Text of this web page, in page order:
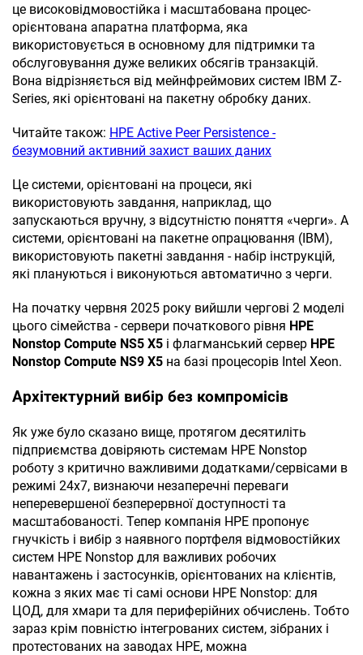
це високовідмовостійка і масштабована процес-
орієнтована апаратна платформа, яка
використовується в основному для підтримки та
обслуговування дуже великих обсягів транзакцій.
Вона відрізняється від мейнфреймових систем IBM Z-
Series, які орієнтовані на пакетну обробку даних.
Читайте також: HPE Active Peer Persistence -
безумовний активний захист ваших даних
Це системи, орієнтовані на процеси, які
використовують завдання, наприклад, що
запускаються вручну, з відсутністю поняття «черги». А
системи, орієнтовані на пакетне опрацювання (IBM),
використовують пакетні завдання - набір інструкцій,
які плануються і виконуються автоматично з черги.
На початку червня 2025 року вийшли чергові 2 моделі
цього сімейства - сервери початкового рівня HPE
Nonstop Compute NS5 X5 і флагманський сервер HPE
Nonstop Compute NS9 X5 на базі процесорів Intel Xeon.
Архітектурний вибір без компромісів
Як уже було сказано вище, протягом десятиліть
підприємства довіряють системам HPE Nonstop
роботу з критично важливими додатками/сервісами в
режимі 24x7, визнаючи незаперечні переваги
неперевершеної безперервної доступності та
масштабованості. Тепер компанія HPE пропонує
гнучкість і вибір з наявного портфеля відмовостійких
систем HPE Nonstop для важливих робочих
навантажень і застосунків, орієнтованих на клієнтів,
кожна з яких має ті самі основи HPE Nonstop: для
ЦОД, для хмари та для периферійних обчислень. Тобто
зараз крім повністю інтегрованих систем, зібраних і
протестованих на заводах НРЕ, можна